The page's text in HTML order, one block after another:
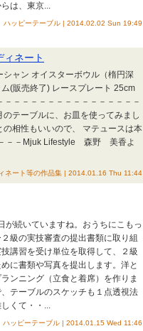
は、東京...
ハッピーテーブル | 2014.02.02 Sun 19:49
ィネート
ャン オイスターボウル（楕円深
(販売終了) レースプレート 25cm
－－－－－－－－－－－－－－－
テーブルに、お皿を使ってみまし
相性もいいので、 マテュースは本
－－－Mjuk Lifestyle 森野 美香よ
ネート等の作品集 | 2014.01.16 Thu 11:44
が続いていますね。おうちにこもっ
級の実技審査の提出書類に取り組
講習を受け単位を取得して、２級
に書類や写真を提出します。洋と
ンニング（立食と着席）を作りま
テーブルのスケッチも１点透視法
くて・・...
ハッピーテーブル | 2014.01.15 Wed 11:46